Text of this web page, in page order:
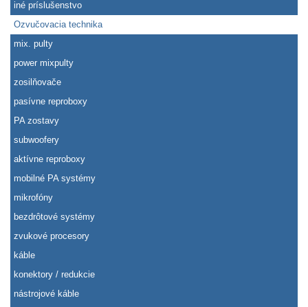
iné príslušenstvo
Ozvučovacia technika
mix. pulty
power mixpulty
zosilňovače
pasívne reproboxy
PA zostavy
subwoofery
aktívne reproboxy
mobilné PA systémy
mikrofóny
bezdrôtové systémy
zvukové procesory
káble
konektory / redukcie
nástrojové káble